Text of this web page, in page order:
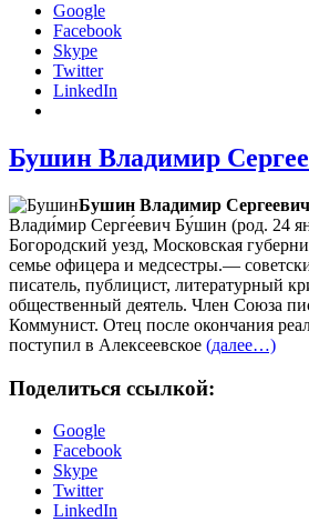
Google
Facebook
Skype
Twitter
LinkedIn
Бушин Владимир
Бушин Владимир Сергеевич
Влади́мир Серге́евич Бу́шин (род. 24
Богородский уезд, Московская
семье офицера и медсестры.—
писатель, публицист, литературный
общественный деятель. Член Союза
Коммунист. Отец после окончания
поступил в Алексеевское (далее…)
Поделиться ссылкой:
Google
Facebook
Skype
Twitter
LinkedIn